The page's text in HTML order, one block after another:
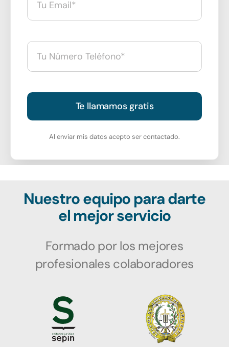
Te llamamos gratis
Al enviar mis datos acepto ser contactado.
Nuestro equipo para darte
el mejor servicio
Formado por los mejores
profesionales colaboradores